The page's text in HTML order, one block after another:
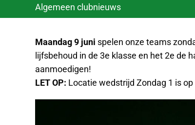
Algemeen clubnieuws
Maandag 9 juni spelen onze teams
lijfsbehoud in de 3e klasse en het 2e de
aanmoedigen!
LET OP: Locatie wedstrijd Zondag 1 is